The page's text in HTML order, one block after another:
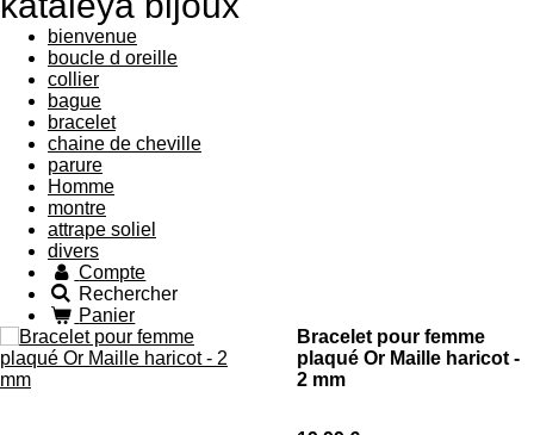
bienvenue
boucle d oreille
collier
bague
bracelet
chaine de cheville
parure
Homme
montre
attrape soliel
divers
Compte
Rechercher
Panier
Bracelet pour femme
plaqué Or Maille haricot -
2 mm